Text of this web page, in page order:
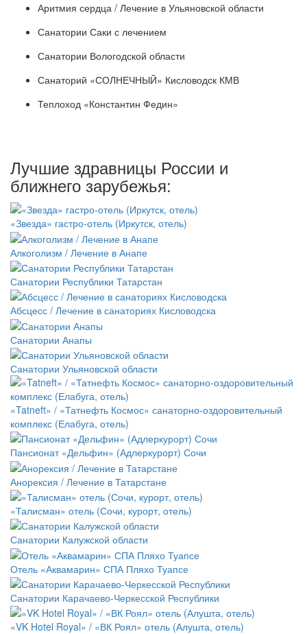
Аритмия сердца / Лечение в Ульяновской области
Санатории Саки с лечением
Санатории Вологодской области
Санаторий «СОЛНЕЧНЫЙ» Кисловодск КМВ
Теплоход «Константин Федин»
Лучшие здравницы России и
ближнего зарубежья:
«Звезда» гастро-отель (Иркутск, отель)
Алкоголизм / Лечение в Анапе
Санатории Республики Татарстан
Абсцесс / Лечение в санаториях Кисловодска
Санатории Анапы
Санатории Ульяновской области
«Tatneft» / «Татнефть Космос» санаторно-оздоровительный
комплекс (Елабуга, отель)
Пансионат «Дельфин» (Адлеркурорт) Сочи
Анорексия / Лечение в Татарстане
«Талисман» отель (Сочи, курорт, отель)
Санатории Калужской области
Отель «Аквамарин» СПА Пляхо Туапсе
Санатории Карачаево-Черкесской Республики
«VK Hotel Royal» / «ВК Роял» отель (Алушта, отель)